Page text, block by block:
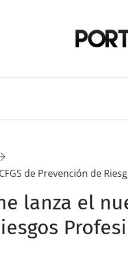
de Prevención de
lanza el